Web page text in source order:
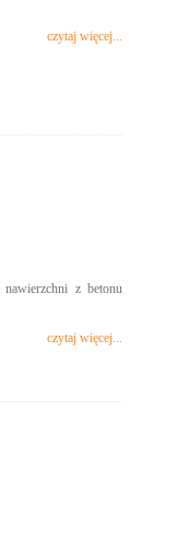
czytaj więcej...
nawierzchni z betonu
czytaj więcej...